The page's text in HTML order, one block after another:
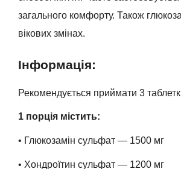
загального комфорту. Також
вікових змінах.
Інформація:
Рекомендується приймати 3
1 порція містить:
• Глюкозамін сульфат — 1500 мг
• Хондроїтин сульфат — 1200 мг